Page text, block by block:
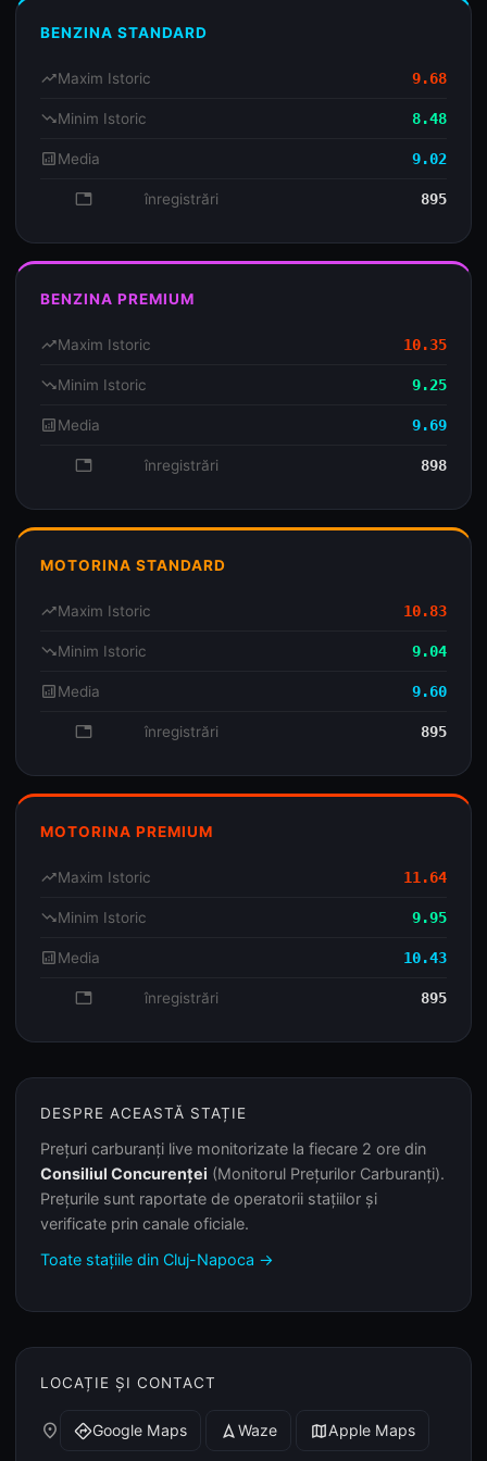
BENZINA STANDARD
trending_upMaxim Istoric 9.68
trending_downMinim Istoric 8.48
analyticsMedia 9.02
database înregistrări 895
BENZINA PREMIUM
trending_upMaxim Istoric 10.35
trending_downMinim Istoric 9.25
analyticsMedia 9.69
database înregistrări 898
MOTORINA STANDARD
trending_upMaxim Istoric 10.83
trending_downMinim Istoric 9.04
analyticsMedia 9.60
database înregistrări 895
MOTORINA PREMIUM
trending_upMaxim Istoric 11.64
trending_downMinim Istoric 9.95
analyticsMedia 10.43
database înregistrări 895
DESPRE ACEASTĂ STAȚIE
Prețuri carburanți live monitorizate la fiecare 2 ore din
Consiliul Concurenței (Monitorul Prețurilor Carburanți).
Prețurile sunt raportate de operatorii stațiilor și
verificate prin canale oficiale.
Toate stațiile din Cluj-Napoca →
LOCAȚIE ȘI CONTACT
place directionsGoogle Maps navigation Waze mapApple Maps